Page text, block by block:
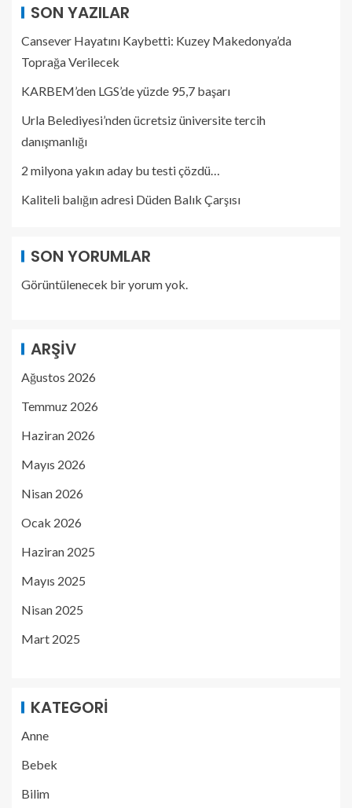
SON YAZILAR
Cansever Hayatını Kaybetti: Kuzey Makedonya’da
Toprağa Verilecek
KARBEM’den LGS’de yüzde 95,7 başarı
Urla Belediyesi’nden ücretsiz üniversite tercih
danışmanlığı
2 milyona yakın aday bu testi çözdü…
Kaliteli balığın adresi Düden Balık Çarşısı
SON YORUMLAR
Görüntülenecek bir yorum yok.
ARŞIV
Ağustos 2026
Temmuz 2026
Haziran 2026
Mayıs 2026
Nisan 2026
Ocak 2026
Haziran 2025
Mayıs 2025
Nisan 2025
Mart 2025
KATEGORI
Anne
Bebek
Bilim